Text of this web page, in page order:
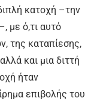
κατοχή –την
με ό,τι αυτό
της καταπίεσης,
και μια διττή
ήταν
επιβολής του